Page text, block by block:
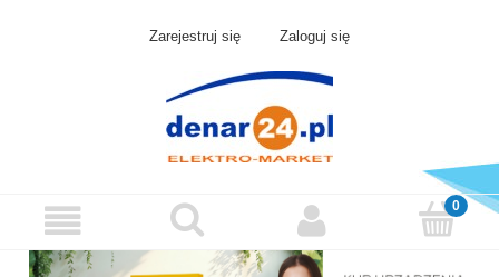
Zarejestruj się Zaloguj się